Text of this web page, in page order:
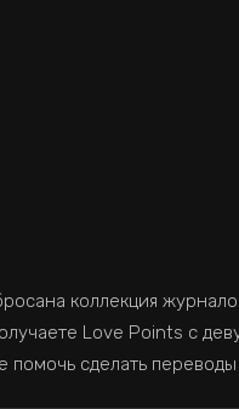
коллекция
Love Points с
сделать